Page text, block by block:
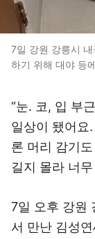
7일 강원 강릉시
하기 위해 대야 등
“눈. 코, 입 부
일상이 됐어요
론 머리 감기
길지 몰라 너
7일 오후 강원
서 만난 김성